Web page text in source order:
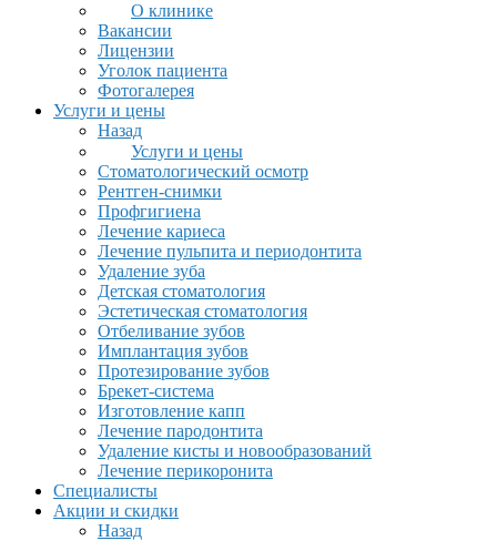
О клинике
Вакансии
Лицензии
Уголок пациента
Фотогалерея
Услуги и цены
Назад
Услуги и цены
Стоматологический осмотр
Рентген-снимки
Профгигиена
Лечение кариеса
Лечение пульпита и периодонтита
Удаление зуба
Детская стоматология
Эстетическая стоматология
Отбеливание зубов
Имплантация зубов
Протезирование зубов
Брекет-система
Изготовление капп
Лечение пародонтита
Удаление кисты и новообразований
Лечение перикоронита
Специалисты
Акции и скидки
Назад